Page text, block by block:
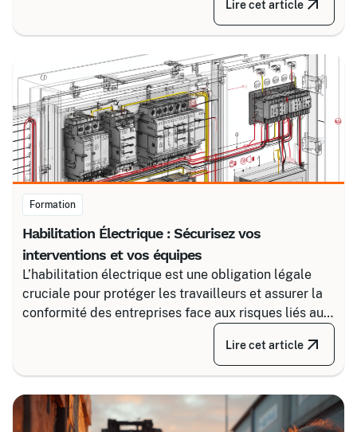
fiable en associant un partenaire spécialisé comme
Certalis et un logiciel de gestion de formation (TMS).
Lire cet article
Formation
Habilitation Électrique : Sécurisez vos
interventions et vos équipes
L’habilitation électrique est une obligation légale
cruciale pour protéger les travailleurs et assurer la
conformité des entreprises face aux risques liés au
courant. Certalis vous accompagne avec des
formations sur-mesure, initiales ou de recyclage,
pour maîtriser tous les niveaux de sécurité, du
tension.
Lire cet article